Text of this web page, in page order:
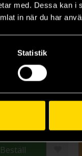
med. Dessa kan i
in när du har
Statistik
Saga of the Swamp Thing Book 3
leveranstid
Beställ